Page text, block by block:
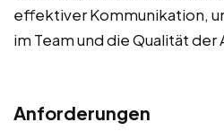
effektiver Kommunikation,
im Team und die Qualität
Anforderungen